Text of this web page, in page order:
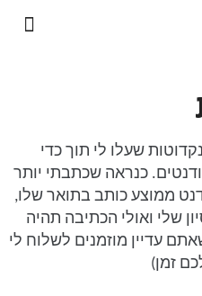
שעלו לי תוך כדי
כנראה שכתבתי יותר
ממוצע כותב בתואר שלו,
שלי ואולי הכתיבה תהיה
עדיין מוזמנים לשלוח לי
זמן)